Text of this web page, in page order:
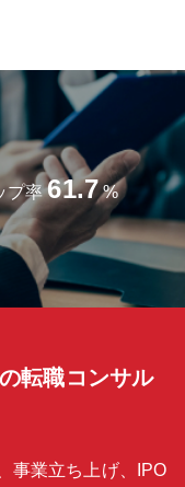
文処理、見積もり作成
シスタントと連携して
は自動でシャットダ
ルで集計し、一定水
ます。試験に受かれば
給が付与されます。
映されるため、モチベ
ン：広島・山口に拠点
に、「地場に根付いて
プ率 61.7 %
転職コンサル
事業立ち上げ、IPO